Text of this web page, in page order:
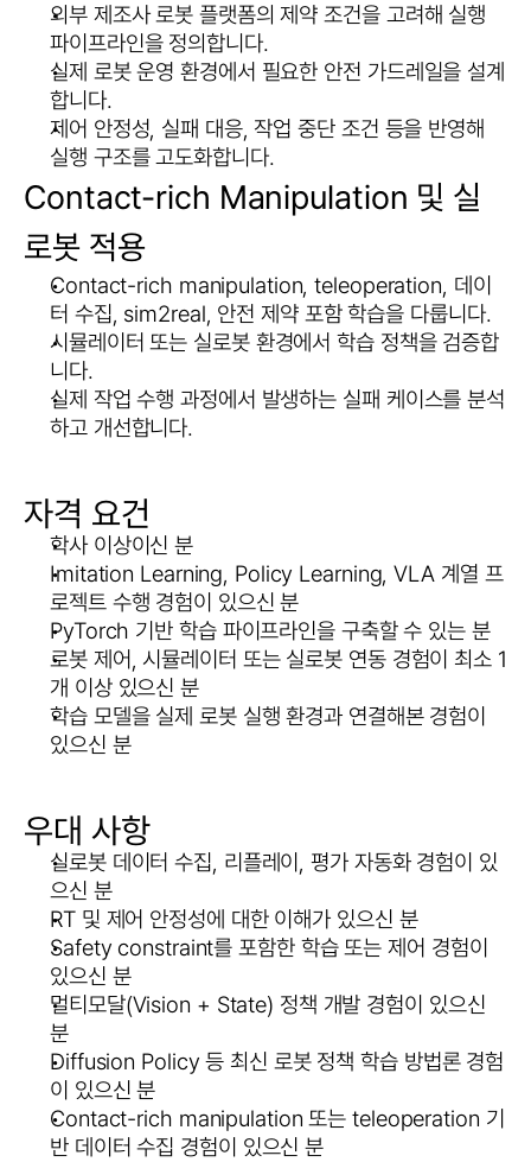
외부 제조사 로봇 플랫폼의 제약 조건을 고려해 실행
파이프라인을 정의합니다.
실제 로봇 운영 환경에서 필요한 안전 가드레일을 설계
합니다.
제어 안정성, 실패 대응, 작업 중단 조건 등을 반영해
실행 구조를 고도화합니다.
Contact-rich Manipulation 및 실
로봇 적용
Contact-rich manipulation, teleoperation, 데이
터 수집, sim2real, 안전 제약 포함 학습을 다룹니다.
시뮬레이터 또는 실로봇 환경에서 학습 정책을 검증합
니다.
실제 작업 수행 과정에서 발생하는 실패 케이스를 분석
하고 개선합니다.
자격 요건
학사 이상이신 분
Imitation Learning, Policy Learning, VLA 계열 프
로젝트 수행 경험이 있으신 분
PyTorch 기반 학습 파이프라인을 구축할 수 있는 분
로봇 제어, 시뮬레이터 또는 실로봇 연동 경험이 최소 1
개 이상 있으신 분
학습 모델을 실제 로봇 실행 환경과 연결해본 경험이
있으신 분
우대 사항
실로봇 데이터 수집, 리플레이, 평가 자동화 경험이 있
으신 분
RT 및 제어 안정성에 대한 이해가 있으신 분
Safety constraint를 포함한 학습 또는 제어 경험이
있으신 분
멀티모달(Vision + State) 정책 개발 경험이 있으신
분
Diffusion Policy 등 최신 로봇 정책 학습 방법론 경험
이 있으신 분
Contact-rich manipulation 또는 teleoperation 기
반 데이터 수집 경험이 있으신 분